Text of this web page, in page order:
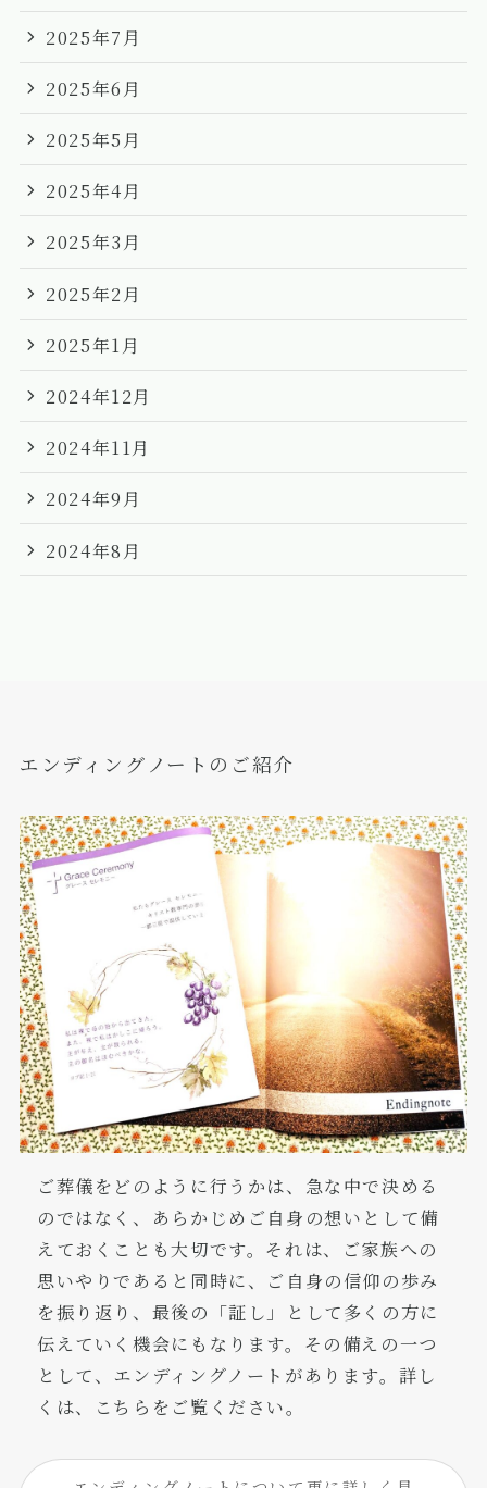
2025年7月
2025年6月
2025年5月
2025年4月
2025年3月
2025年2月
2025年1月
2024年12月
2024年11月
2024年9月
2024年8月
エンディングノートのご紹介
ご葬儀をどのように行うかは、急な中で決める
のではなく、あらかじめご自身の想いとして備
えておくことも大切です。それは、ご家族への
思いやりであると同時に、ご自身の信仰の歩み
を振り返り、最後の「証し」として多くの方に
伝えていく機会にもなります。その備えの一つ
として、エンディングノートがあります。詳し
くは、こちらをご覧ください。